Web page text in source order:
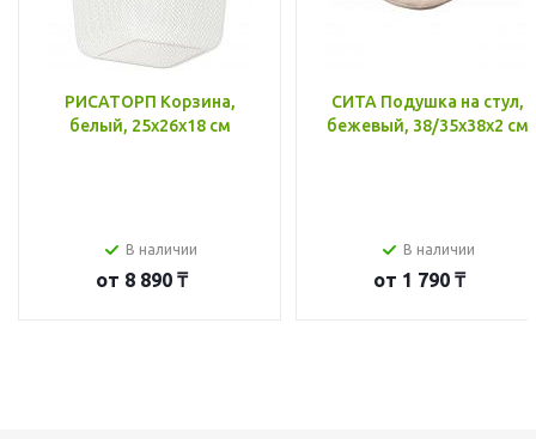
РИСАТОРП Корзина,
белый, 25x26x18 см
В наличии
от 8 890 ₸
СИТА Подушка на стул,
бежевый, 38/35x38x2 см
В наличии
от 1 790 ₸